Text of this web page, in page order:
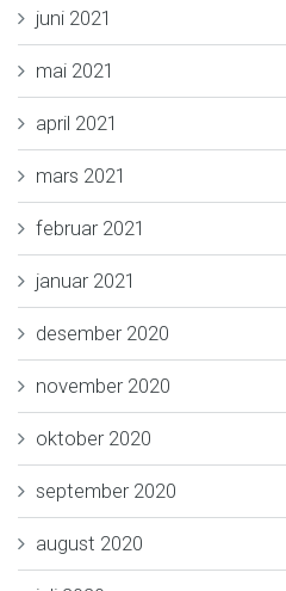
juni 2021
mai 2021
april 2021
mars 2021
februar 2021
januar 2021
desember 2020
november 2020
oktober 2020
september 2020
august 2020